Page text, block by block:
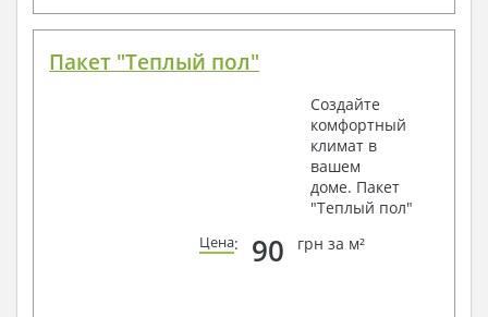
Пакет "Теплый пол"
Создайте
комфортный
климат в
вашем
доме. Пакет
"Теплый пол"
Цена: 90 грн за м²